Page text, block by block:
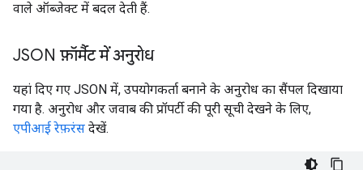
वाले ऑब्जेक्ट में बदल देती हैं.
JSON फ़ॉर्मैट में अनुरोध
यहां दिए गए JSON में, उपयोगकर्ता बनाने के अनुरोध का सैंपल दिखाया
गया है. अनुरोध और जवाब की प्रॉपर्टी की पूरी सूची देखने के लिए,
एपीआई रेफ़रंस देखें.